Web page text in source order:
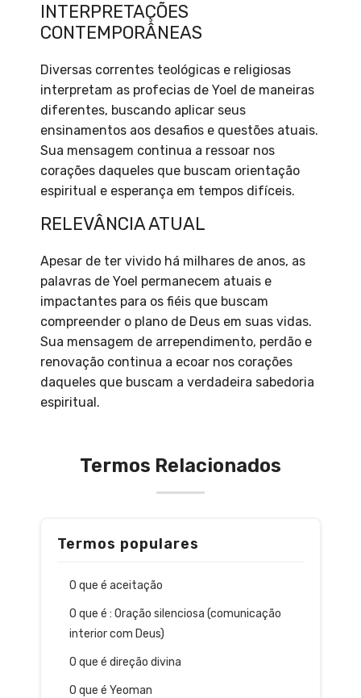
INTERPRETAÇÕES
CONTEMPORÂNEAS
Diversas correntes teológicas e religiosas
interpretam as profecias de Yoel de maneiras
diferentes, buscando aplicar seus
ensinamentos aos desafios e questões atuais.
Sua mensagem continua a ressoar nos
corações daqueles que buscam orientação
espiritual e esperança em tempos difíceis.
RELEVÂNCIA ATUAL
Apesar de ter vivido há milhares de anos, as
palavras de Yoel permanecem atuais e
impactantes para os fiéis que buscam
compreender o plano de Deus em suas vidas.
Sua mensagem de arrependimento, perdão e
renovação continua a ecoar nos corações
daqueles que buscam a verdadeira sabedoria
espiritual.
Termos Relacionados
Termos populares
O que é aceitação
O que é : Oração silenciosa (comunicação
interior com Deus)
O que é direção divina
O que é Yeoman